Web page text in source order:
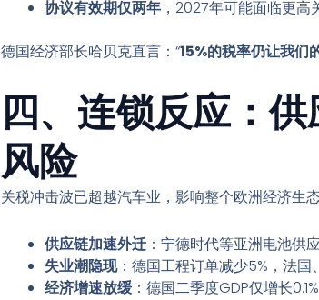
协议有效期仅两年 ，2027年可能面临更高
德国经济部长哈贝克直言：“15%的税率仍让我们
四、连锁反应：
风险
关税冲击波已超越汽车业，影响整个欧洲经济生态
供应链加速外迁 ：宁德时代等亚洲电池供
失业潮隐现：德国工程订单减少5%，法国
经济增速放缓 ：德国二季度GDP仅增长